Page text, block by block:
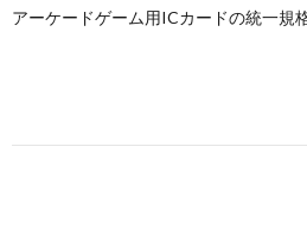
アーケードゲーム用ICカードの統一規